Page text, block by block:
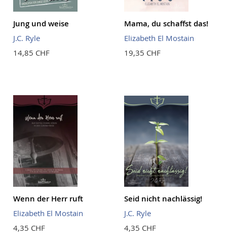
Jung und weise
J.C. Ryle
14,85 CHF
Mama, du schaffst das!
Elizabeth El Mostain
19,35 CHF
Wenn der Herr ruft
Elizabeth El Mostain
4,35 CHF
Seid nicht nachlässig!
J.C. Ryle
4,35 CHF